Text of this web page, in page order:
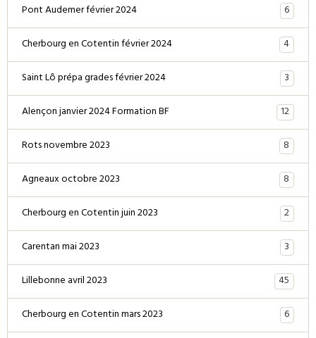
Pont Audemer février 2024
6
Cherbourg en Cotentin février 2024
4
Saint Lô prépa grades février 2024
3
Alençon janvier 2024 Formation BF
12
Rots novembre 2023
8
Agneaux octobre 2023
8
Cherbourg en Cotentin juin 2023
2
Carentan mai 2023
3
Lillebonne avril 2023
45
Cherbourg en Cotentin mars 2023
6